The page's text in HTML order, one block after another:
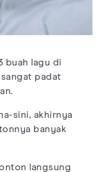
buah lagu di
padat
sini, akhirnya
banyak
langsung